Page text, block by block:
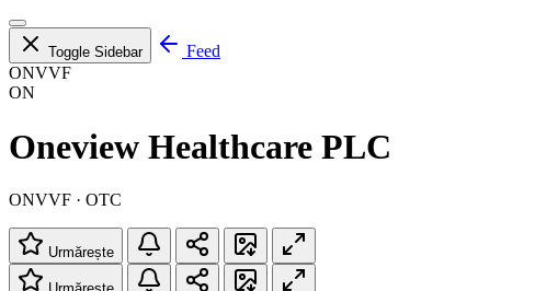
Toggle Sidebar
Feed
ONVVF
ON
Oneview Healthcare PLC
ONVVF · OTC
Urmărește